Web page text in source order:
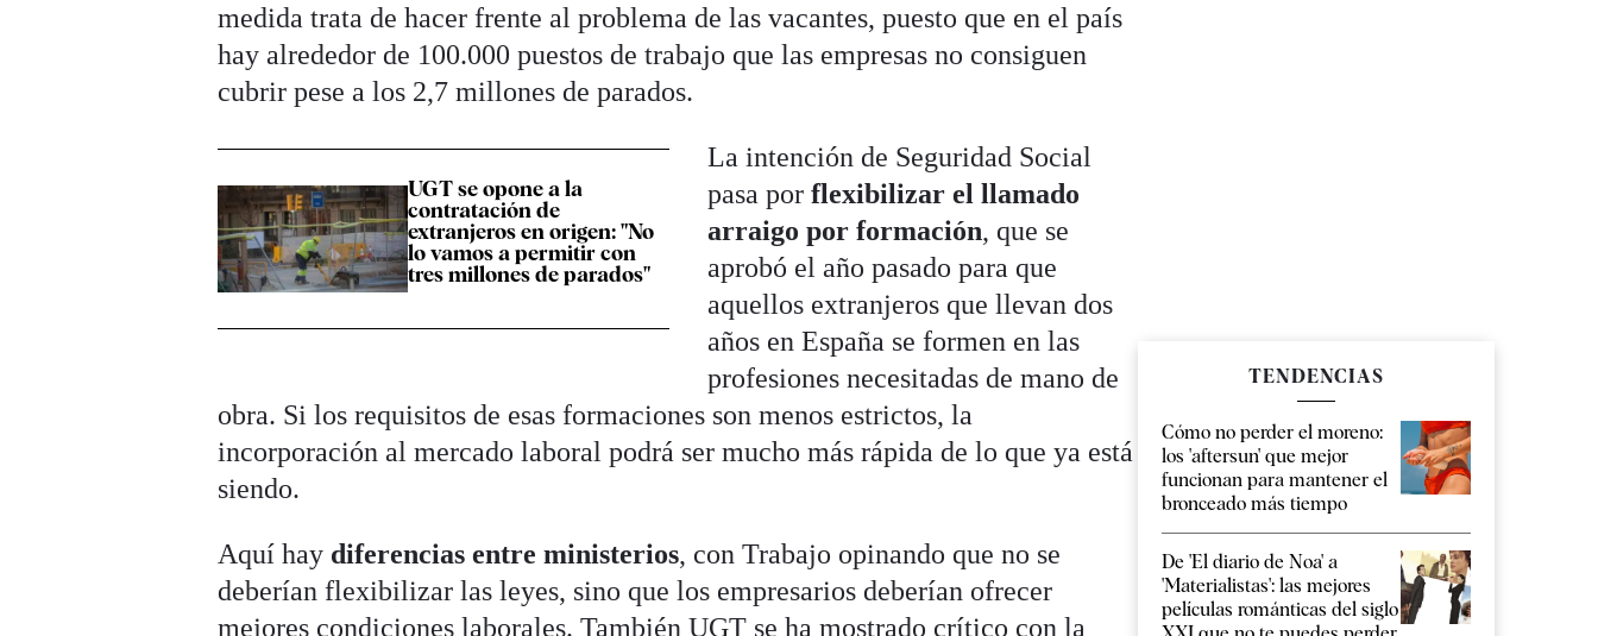
medida trata de hacer frente al problema de las vacantes, puesto que en el país
hay alrededor de 100.000 puestos de trabajo que las empresas no consiguen
cubrir pese a los 2,7 millones de parados.
UGT se opone a la
contratación de
extranjeros en origen: "No
lo vamos a permitir con
tres millones de parados"
La intención de Seguridad Social
pasa porflexibilizar el llamado
arraigo por formación, que se
aprobó el año pasado para que
aquellos extranjeros que llevan dos
años en España se formen en las
profesiones necesitadas de mano de
obra. Si los requisitos de esas formaciones son menos estrictos, la
incorporación al mercado laboral podrá ser mucho más rápida de lo que ya está
siendo.
Aquí hay diferencias entre ministerios, con Trabajo opinando que no se
deberían flexibilizar las leyes, sino que los empresarios deberían ofrecer
mejores condiciones laborales. También UGT se ha mostrado crítico con la
TENDENCIAS
Cómo no perder el moreno:
los 'aftersun' que mejor
funcionan para mantener el
bronceado más tiempo
De 'El diario de Noa' a
'Materialistas': las mejores
películas románticas del siglo